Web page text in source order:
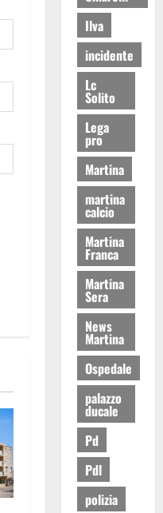
Ilva
incidente
Lc
Solito
Lega
pro
Martina
martina
calcio
Martina
Franca
Martina
Sera
News
Martina
Ospedale
palazzo
ducale
Pd
Pdl
polizia